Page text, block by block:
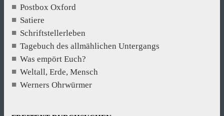
Postbox Oxford
Satiere
Schriftstellerleben
Tagebuch des allmählichen Untergangs
Was empört Euch?
Weltall, Erde, Mensch
Werners Ohrwürmer